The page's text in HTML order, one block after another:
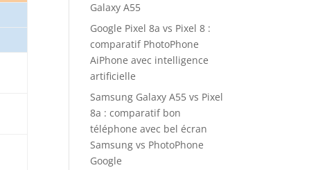
Galaxy A55
Google Pixel 8a vs Pixel 8 :
comparatif PhotoPhone
AiPhone avec intelligence
artificielle
Samsung Galaxy A55 vs Pixel
8a : comparatif bon
téléphone avec bel écran
Samsung vs PhotoPhone
Google